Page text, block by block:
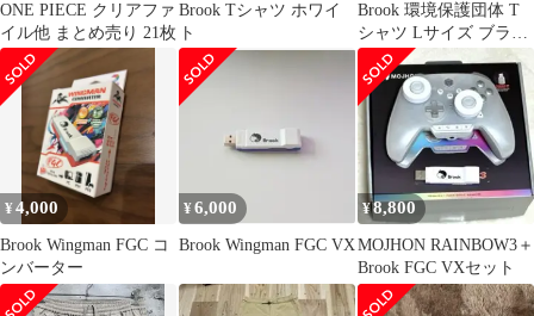
ONE PIECE クリアファ
イル他 まとめ売り 21枚
Brook Tシャツ ホワイ
ト
Brook 環境保護団体 T
シャツ Lサイズ ブラッ
ク
¥4,000
Brook Wingman FGC コ
ンバーター
¥6,000
Brook Wingman FGC VX
¥8,800
MOJHON RAINBOW3＋
Brook FGC VXセット